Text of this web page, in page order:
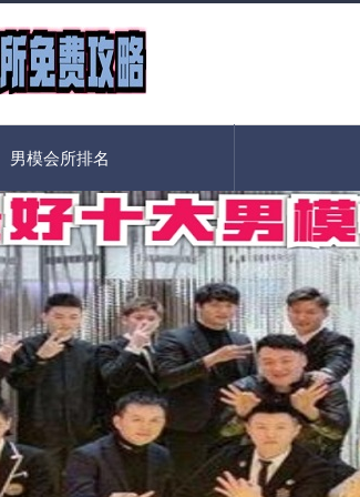
男模会所排名